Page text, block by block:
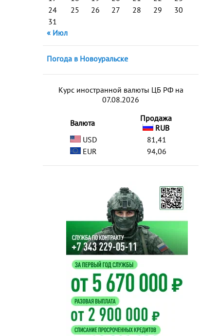
24
25 26 27 28 29
30
31
« Июл
Погода в Новоуральске
Курс иностранной валюты ЦБ РФ на
07.08.2026
Валюта
Продажа
RUB
USD
81,41
EUR
94,06